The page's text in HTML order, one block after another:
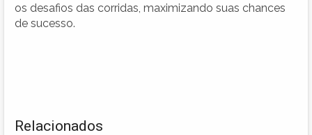
os desafios das corridas, maximizando suas chances
de sucesso.
Relacionados